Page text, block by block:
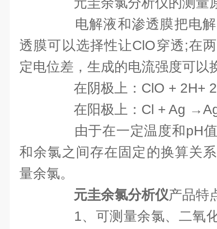
电解液和渗透膜把电解
透膜可以选择性让ClO穿透;在
定电位差，生成的电流强度可以
在阴极上：ClO + 2H+
在阳极上：Cl + Ag
由于在一定温度和pH值
和余氯之间存在固定的换算关
量余氯。
元圭余氯分析仪产品特
1、可测量余氯、二氧化